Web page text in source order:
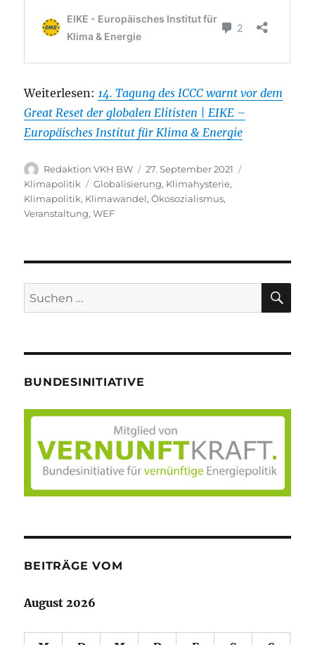
Weiterlesen: 14. Tagung des ICCC warnt vor dem
Great Reset der globalen Elitisten | EIKE –
Europäisches Institut für Klima & Energie
Autor
Redaktion VKH BW
Veröffentlicht
am
27. September 2021
Klimapolitik
Schlagwörter
Globalisierung, Klimahysterie,
Klimapolitik, Klimawandel,Ökosozialismus,
Veranstaltung,WEF
Suche
nach:
BUNDESINITIATIVE
BEITRÄGE VOM
August 2026